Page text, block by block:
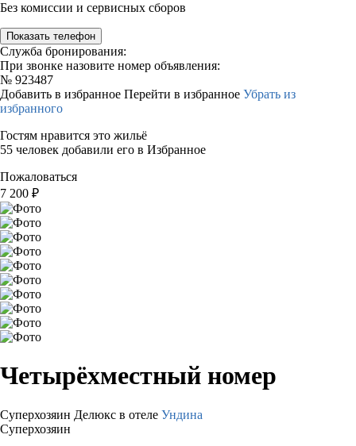
Без комиссии и сервисных сборов
Показать телефон
Служба бронирования:
При звонке назовите номер объявления:
№ 923487
Добавить в избранное Перейти в избранное Убрать из
избранного
Гостям нравится это жильё
55 человек добавили его в Избранное
Пожаловаться
7 200 ₽
Четырёхместный номер
Суперхозяин Делюкс в отеле Ундина
Суперхозяин